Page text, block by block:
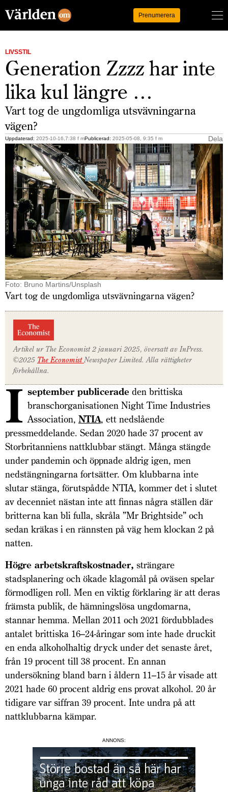
Prenumerera
LIVSSTIL
Generation Zzzz har inte
lika kul längre …
Vart tog de ungdomliga utsvävningarna
vägen?
Uppdaterad: 2025-10-16,7:38 f mPublicerad: 2025-05-08, 9:35 f m Dela
Foto: Bruno Martins/Unsplash
Vart tog de ungdomliga utsvävningarna vägen?
Artikel ur The Economist2 januari 2025, översatt av InPress.
©2025 The EconomistNewspaper Limited. Alla rättigheter
förbehållna.
I september publicerade den brittiska
branschorganisationen Night Time Industries
Association, NTIA, ett nedslående
pressmeddelande. Sedan 2020 hade 37 procent av
Storbritanniens nattklubbar stängt. Många stängde
under pandemin och öppnade aldrig igen, men
nedstängningarna fortsätter. Om klubbarna inte
slutar stänga, förutspådde NTIA, kommer det i slutet
av decenniet nästan inte att finnas några ställen där
britterna kan bli fulla, skråla ”Mr Brightside” och
sedan kräkas i en rännsten på väg hem klockan 2 på
natten.
Högre arbetskraftskostnader, strängare
stadsplanering och ökade klagomål på oväsen spelar
förmodligen roll. Men en viktig förklaring är att deras
främsta publik, de hämningslösa ungdomarna,
stannar hemma. Mellan 2011 och 2021 fördubblades
antalet brittiska 16–24-åringar som inte hade druckit
en enda alkoholhaltig dryck under det senaste året,
från 19 procent till 38 procent. En annan
undersökning bland barn i åldern 11–15 år visade att
2021 hade 60 procent aldrig ens provat alkohol. 20 år
tidigare var siffran 39 procent. Inte undra på att
nattklubbarna kämpar.
ANNONS: